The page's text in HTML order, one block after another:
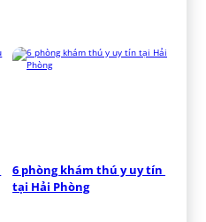
6 phòng khám thú y uy tín
tại Hải Phòng